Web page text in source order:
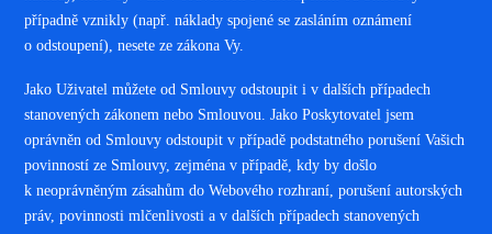
případně vznikly (např. náklady spojené se zasláním oznámení
o odstoupení), nesete ze zákona Vy.
Jako Uživatel můžete od Smlouvy odstoupit i v dalších případech
stanovených zákonem nebo Smlouvou. Jako Poskytovatel jsem
oprávněn od Smlouvy odstoupit v případě podstatného porušení Vašich
povinností ze Smlouvy, zejména v případě, kdy by došlo
k neoprávněným zásahům do Webového rozhraní, porušení autorských
práv, povinnosti mlčenlivosti a v dalších případech stanovených